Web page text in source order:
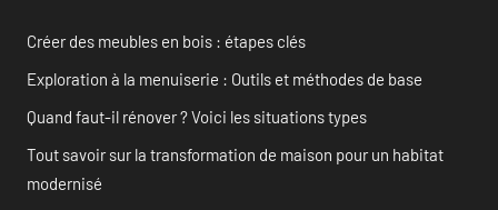
Créer des meubles en bois : étapes clés
Exploration à la menuiserie : Outils et méthodes de base
Quand faut-il rénover ? Voici les situations types
Tout savoir sur la transformation de maison pour un habitat
modernisé